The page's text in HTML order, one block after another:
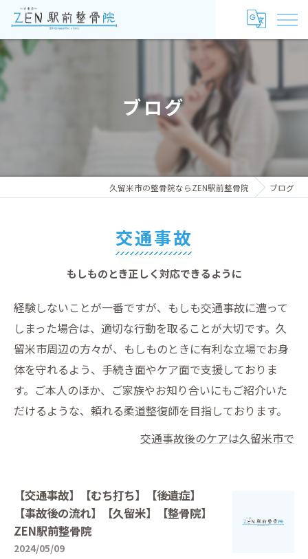
ブログ
久留米市の整骨院ならZEN駅前整骨院 ブログ
交通事故
もしものとき正しく対応できるように
経験しないことが一番ですが、もしも交通事故に遭って
しまった場合は、適切な行動を取ることが大切です。久
留米市周辺の方々が、もしものときに有利な立場でお身
体を守れるよう、手続き面やケア面で支援しておりま
す。ご本人のほか、ご家族やお知り合いにもご紹介いた
だけるような、頼れる柔道整復師を目指しております。
交通事故後のケアは久留米市で
【交通事故】【むち打ち】【後遺症】
【事故後の流れ】【久留米】【整骨院】
ZEN駅前整骨院
2024/05/09